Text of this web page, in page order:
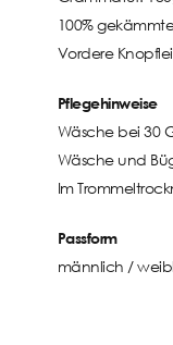
100%
Vordere
Pflegehinweise
Wäsche bei 30
Wäsche und
Im
Passform
männlich /